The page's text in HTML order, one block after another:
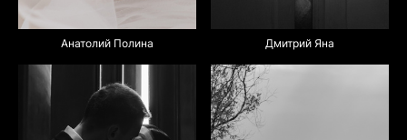
Анатолий Полина Дмитрий Яна